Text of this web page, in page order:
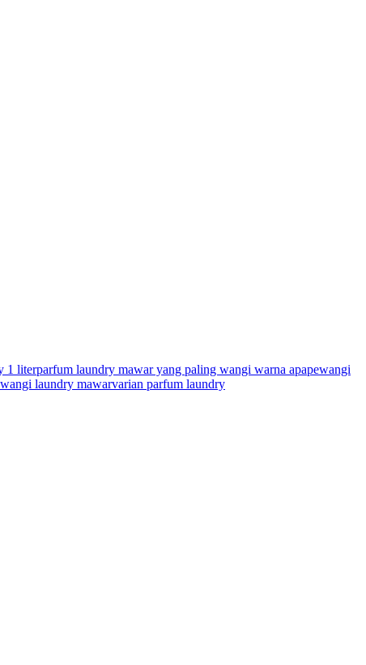
1 literparfum laundry mawar yang paling wangi warna apapewangi
laundry mawarvarian parfum laundry